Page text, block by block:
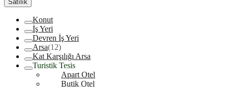
Satılık
Konut
İş Yeri
Devren İş Yeri
Arsa(12)
Kat Karşılığı Arsa
Turistik Tesis
Apart Otel
Butik Otel